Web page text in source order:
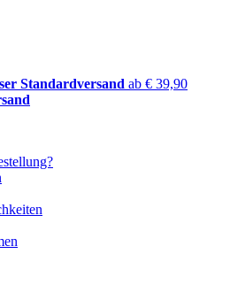
Standardversand ab € 39,90